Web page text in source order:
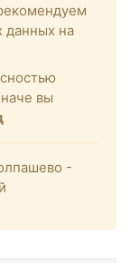
данных на
вы
-